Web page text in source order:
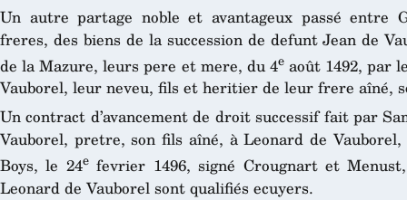
Un autre partage noble et avantageux passé entre
freres, des biens de la succession de defunt Jean de
de la Mazure, leurs pere et mere, du 4eaoût 1492, par
Vauborel, leur neveu, fils et heritier de leur frere aîné,
Un contract d’avancement de droit successif fait par
Vauborel, pretre, son fils aîné, à Leonard de
Boys, le 24efevrier 1496, signé Crougnart et
Leonard de Vauborel sont qualifiés ecuyers.